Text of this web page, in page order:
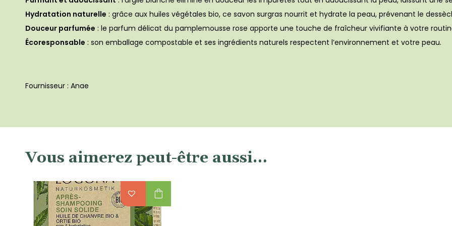
Hydratation naturelle : grâce aux huiles végétales bio, ce savon surgras nourrit et hydrate la peau, prévenant le
Douceur parfumée : le parfum délicat du pamplemousse rose apporte une touche de fraîcheur vivifiante à votre
Écoresponsable : son emballage compostable et ses ingrédients naturels respectent l’environnement et votre peau.
Fournisseur : Anae
Vous aimerez peut-être aussi…
shopping_bag